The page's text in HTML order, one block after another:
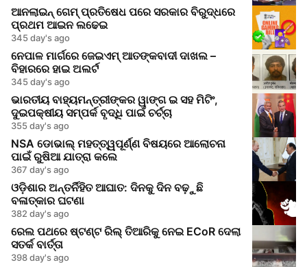
ଆନଲାଇନ୍ ଗେମ୍ ପ୍ରତିଷେଧ ପରେ ସରକାର ବିରୁଦ୍ଧରେ
ପ୍ରଥମ ଆଇନ ଲଢେଇ
345 day's ago
ନେପାଳ ମାର୍ଗରେ ଜେଇଏମ୍ ଆତଙ୍କବାଦୀ ଦାଖଲ –
ବିହାରରେ ହାଇ ଅଲର୍ଟ
345 day's ago
ଭାରତୀୟ ବାହ୍ୟମନ୍ତ୍ରୀଙ୍କର ୱାଙ୍ଗ ଇ ସହ ମିଟିଂ,
ଦୁଇପକ୍ଷୀୟ ସମ୍ପର୍କ ବୃଦ୍ଧି ପାଇଁ ଚର୍ଚ୍ଚା
355 day's ago
NSA ଡୋଭାଲ୍ ମହତ୍ତ୍ୱପୂର୍ଣ୍ଣ ବିଷୟରେ ଆଲୋଚନା
ପାଇଁ ରୁଷିଆ ଯାତ୍ରା କଲେ
367 day's ago
ଓଡ଼ିଶାର ଅନ୍ତର୍ନିହିତ ଆଘାତ: ଦିନକୁ ଦିନ ବଢ଼ୁଛି
ବଳାତ୍କାର ଘଟଣା
382 day's ago
ରେଲ ପଥରେ ଷ୍ଟଣ୍ଟ ରିଲ୍ ତିଆରିକୁ ନେଇ ECoR ଦେଲା
ସତର୍କ ବାର୍ତ୍ତା
398 day's ago